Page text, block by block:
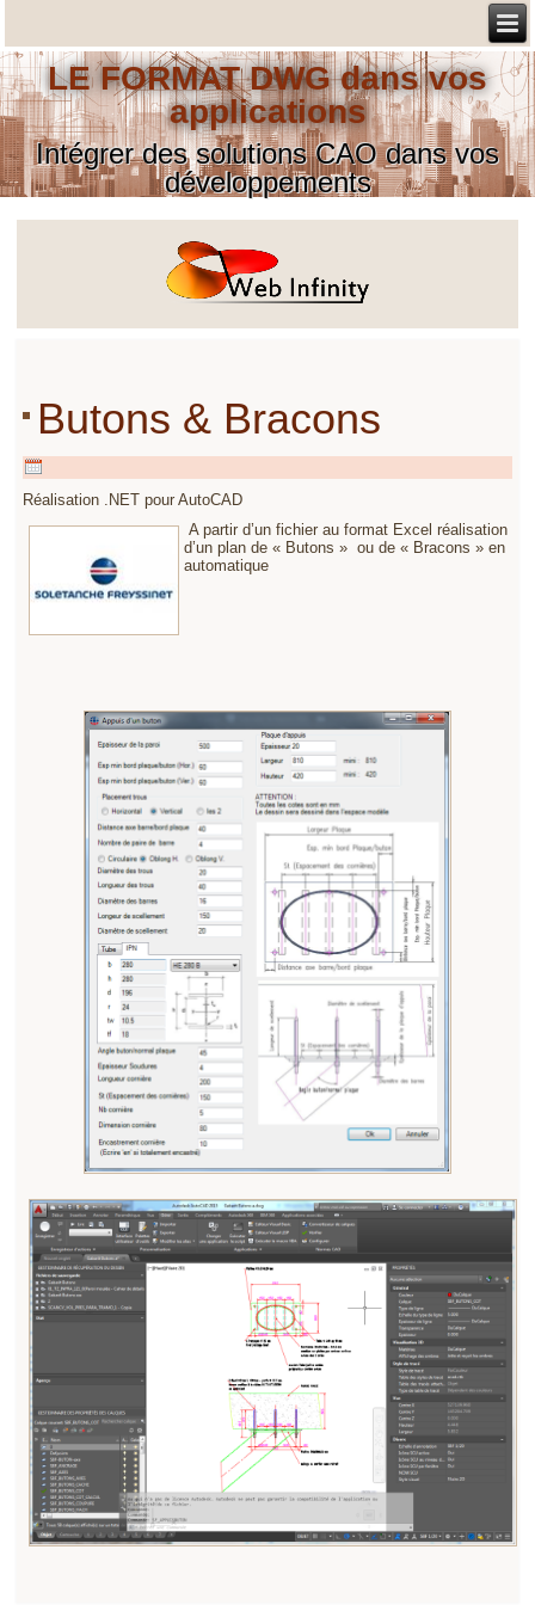
LE FORMAT DWG dans vos
applications
Intégrer des solutions CAO dans vos
développements
Butons & Bracons
Réalisation .NET pour AutoCAD
A partir d’un fichier au format Excel réalisation
d’un plan de « Butons » ou de « Bracons » en
automatique